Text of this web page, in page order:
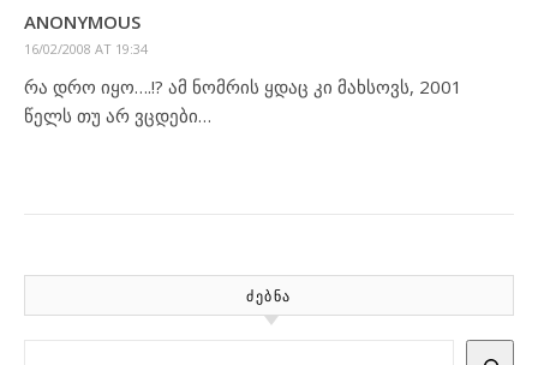
ANONYMOUS
16/02/2008 AT 19:34
რა დრო იყო….!? ამ ნომრის ყდაც კი მახსოვს, 2001
წელს თუ არ ვცდები…
ᲫᲔᲑᲜᲐ